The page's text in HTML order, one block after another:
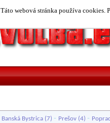
Táto webová stránka používa cookies.
Banská Bystrica (7) - Prešov (4) -